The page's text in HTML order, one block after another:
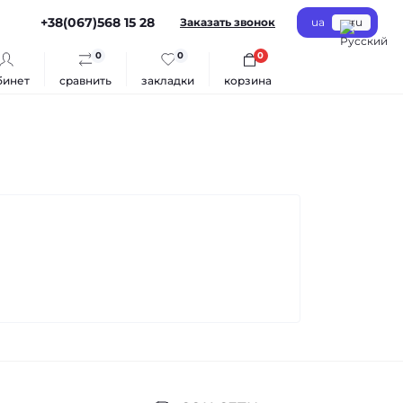
+38(067)568 15 28 Заказать звонок ua ru
сравнить
0
закладки
0
корзина
0